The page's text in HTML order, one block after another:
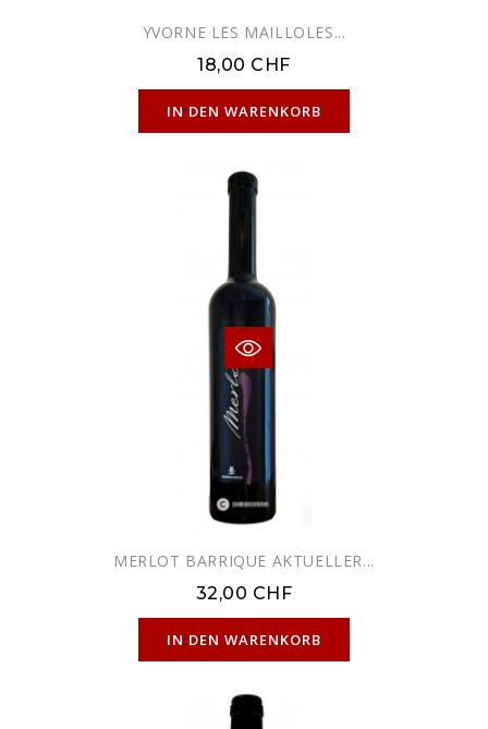
YVORNE LES MAILLOLES...
18,00 CHF
IN DEN WARENKORB
MERLOT BARRIQUE AKTUELLER...
32,00 CHF
IN DEN WARENKORB